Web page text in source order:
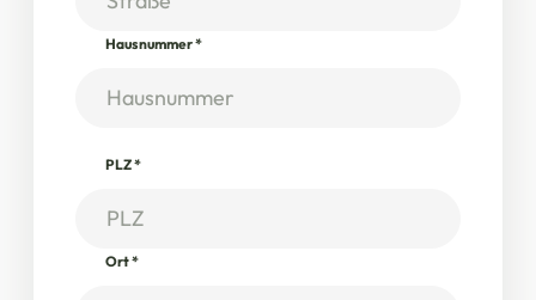
Hausnummer*
PLZ*
Ort*